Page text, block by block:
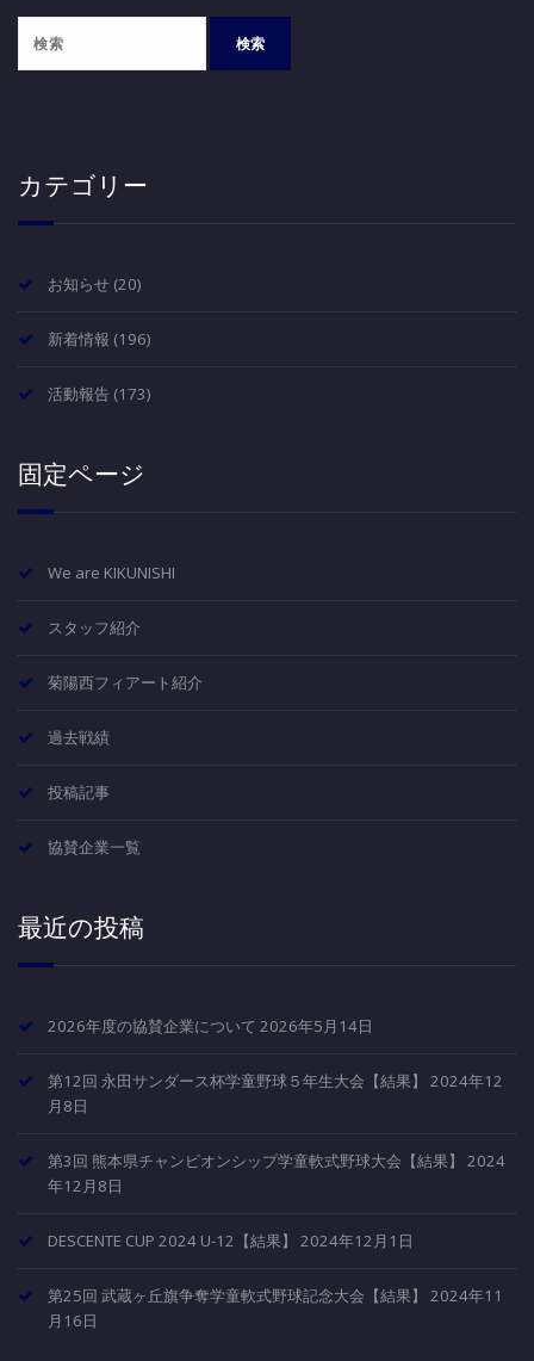
カテゴリー
お知らせ (20)
新着情報 (196)
活動報告 (173)
固定ページ
We are KIKUNISHI
スタッフ紹介
菊陽西フィアート紹介
過去戦績
投稿記事
協賛企業一覧
最近の投稿
2026年度の協賛企業について 2026年5月14日
第12回 永田サンダース杯学童野球５年生大会【結果】
2024年12
月8日
第3回 熊本県チャンピオンシップ学童軟式野球大会【結果】
2024
年12月8日
DESCENTE CUP 2024 U-12【結果】 2024年12月1日
第25回 武蔵ヶ丘旗争奪学童軟式野球記念大会【結果】
2024年11
月16日